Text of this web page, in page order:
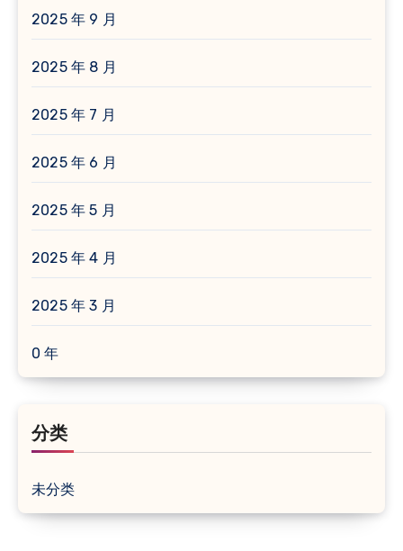
2025 年 9 月
2025 年 8 月
2025 年 7 月
2025 年 6 月
2025 年 5 月
2025 年 4 月
2025 年 3 月
0 年
分类
未分类